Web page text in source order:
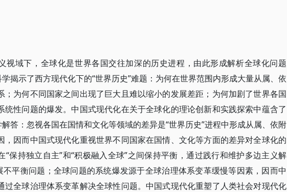
视域下，全球化是世界各国交往加深的历史进程，由此形成解析全球化问题
揭示了西方现代化下的“世界历史”难题：为何在世界范围内形成大量从属、依
；为何不同国家之间出现了巨大且难以缩小的发展差距；为何加剧了世界各国
统性问题的爆发。中国式现代化在关于全球化的理论创新和实践探索中蕴含了
答：忽视各国在国情和文化等领域的差异是“世界历史”进程中形成从属、依附
，因而中国式现代化重视世界不同国家在国情、文化等方面的差异对全球化的
“保持独立自主”和“积极融入全球”之间保持平衡，通过践行和维护多边主义解
不平衡问题；全球问题的系统爆发源于全球治理体系变革缓慢等因素，因而中
过全球治理体系变革解决全球性问题。中国式现代化重塑了人类社会对现代化